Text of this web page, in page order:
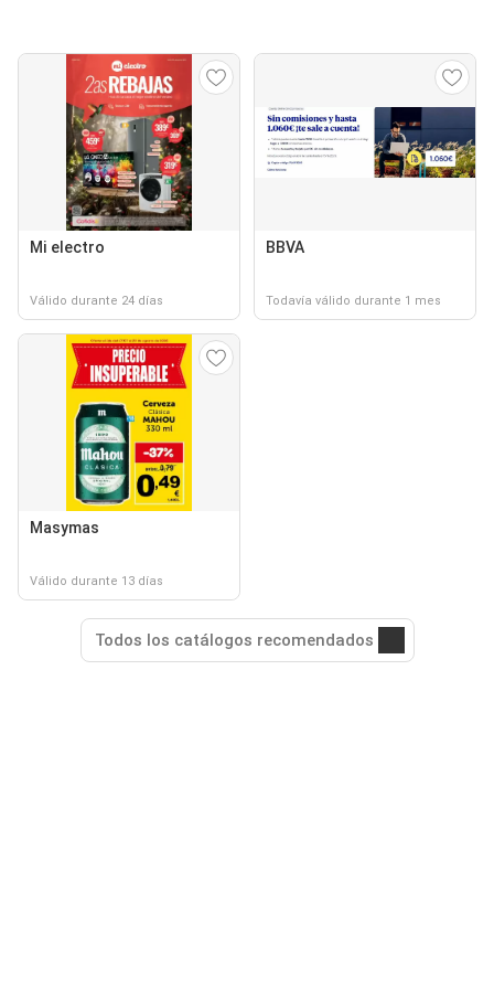
Mi electro
Válido durante 24 días
BBVA
Todavía válido durante 1 mes
Masymas
Válido durante 13 días
Todos los catálogos recomendados